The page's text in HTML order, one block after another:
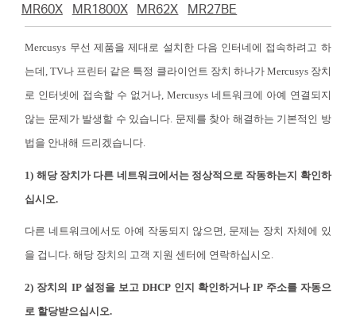
MR60X
MR1800X MR62X MR27BE
Mercusys 무선 제품을 제대로 설치한 다음 인터네에 접속하려고 하
는데, TV나 프린터 같은 특정 클라이언트 장치 하나가 Mercusys 장치
로 인터넷에 접속할 수 없거나, Mercusys 네트워크에 아예 연결되지
않는 문제가 발생할 수 있습니다. 문제를 찾아 해결하는 기본적인 방
법을 안내해 드리겠습니다.
1) 해당 장치가 다른 네트워크에서는 정상적으로 작동하는지 확인하
십시오.
다른 네트워크에서도 아예 작동되지 않으면, 문제는 장치 자체에 있
을 겁니다. 해당 장치의 고객 지원 센터에 연락하십시오.
2) 장치의 IP 설정을 보고 DHCP 인지 확인하거나 IP 주소를 자동으
로 할당받으십시오.